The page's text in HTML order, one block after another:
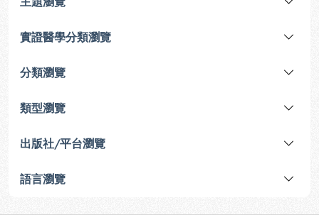
實證醫學分類瀏覽
分類瀏覽
類型瀏覽
出版社/平台瀏覽
語言瀏覽